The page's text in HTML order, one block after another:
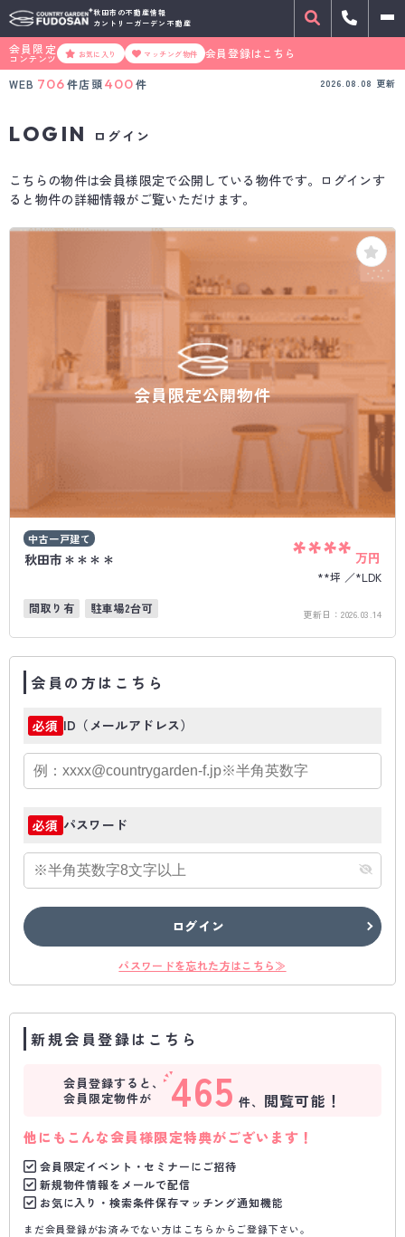
秋田市の不動産情報
カントリーガーデン不動産
会員限定
コンテンツ お気に入り マッチング物件
会員登録はこちら
WEB 706件店頭400 件 2026.08.08 更新
LOGIN ログイン
こちらの物件は会員様限定で公開している物件です。ログインす
ると物件の詳細情報がご覧いただけます。
会員限定公開物件
中古一戸建て
秋田市＊＊＊＊ **** 万円
**坪
*LDK
間取り有
駐車場2台可 更新日： 2026.03.14
会員の方はこちら
必須 ID（メールアドレス）
必須 パスワード
ログイン
パスワードを忘れた方はこちら≫
新規会員登録はこちら
会員登録すると、
会員限定物件が
465 件、 閲覧可能！
他にもこんな会員様限定特典がございます！
会員限定イベント・セミナーにご招待
新規物件情報をメールで配信
お気に入り・検索条件保存マッチング通知機能
まだ会員登録がお済みでない方はこちらからご登録下さい。